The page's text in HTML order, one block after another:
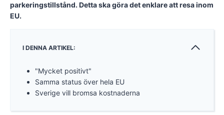
parkeringstillstånd. Detta ska göra det enklare att resa inom
EU.
I DENNA ARTIKEL:
"Mycket positivt"
Samma status över hela EU
Sverige vill bromsa kostnaderna